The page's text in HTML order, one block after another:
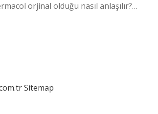
orjinal olduğu nasıl anlaşılır?…
Sitemap